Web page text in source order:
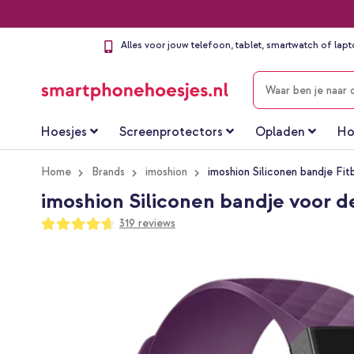
Alles voor jouw telefoon, tablet, smartwatch of
ZOEKEN
Hoesjes Screenprotectors Opladen
Home Brands imoshion imoshion Siliconen bandje
imoshion Siliconen bandje voor
Waardering:
93
100
319 reviews